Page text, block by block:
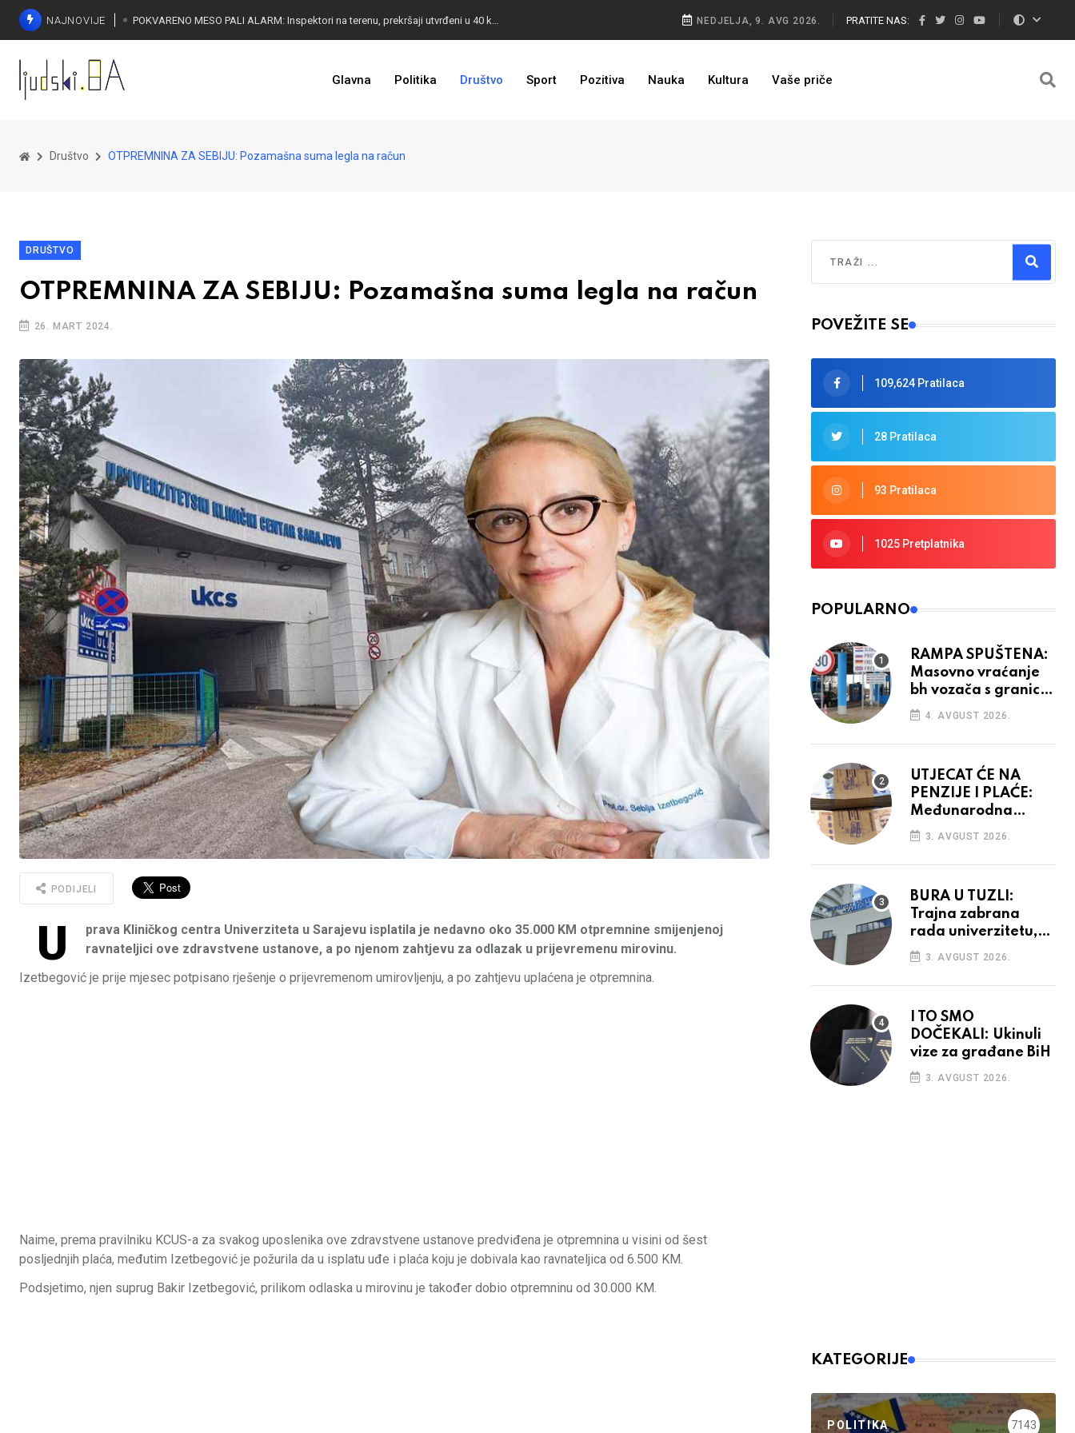
NAJNOVIJE NEDJELJA, 9. AVG 2026. PRATITE NAS:
Glavna Politika Društvo Sport Pozitiva Nauka Kultura Vaše priče
Društvo OTPREMNINA ZA SEBIJU: Pozamašna suma legla na račun
DRUŠTVO
OTPREMNINA ZA SEBIJU: Pozamašna suma legla na račun
26. MART 2024.
PODIJELI
U
prava Kliničkog centra Univerziteta u Sarajevu isplatila je nedavno oko 35.000 KM otpremnine smijenjenoj
ravnateljici ove zdravstvene ustanove, a po njenom zahtjevu za odlazak u prijevremenu mirovinu.
Izetbegović je prije mjesec potpisano rješenje o prijevremenom umirovljenju, a po zahtjevu uplaćena je otpremnina.
Naime, prema pravilniku KCUS-a za svakog uposlenika ove zdravstvene ustanove predviđena je otpremnina u visini od šest
posljednjih plaća, međutim Izetbegović je požurila da u isplatu uđe i plaća koju je dobivala kao ravnateljica od 6.500 KM.
Podsjetimo, njen suprug Bakir Izetbegović, prilikom odlaska u mirovinu je također dobio otpremninu od 30.000 KM.
Type 2 or more characters for results.
POVEŽITE SE
109,624 Pratilaca
28 Pratilaca
93 Pratilaca
1025 Pretplatnika
POPULARNO
RAMPA SPUŠTENA:
Masovno vraćanje
bh vozača s granica
EU, protesti na
vidiku
4. AVGUST 2026.
UTJECAT ĆE NA
PENZIJE I PLAĆE:
Međunarodna
agencija potvrdila
kreditni rejting BiH
3. AVGUST 2026.
BURA U TUZLI:
Trajna zabrana
rada univerzitetu,
provedba sudskih
odluka
3. AVGUST 2026.
I TO SMO
DOČEKALI: Ukinuli
vize za građane BiH
3. AVGUST 2026.
KATEGORIJE
POLITIKA 7143